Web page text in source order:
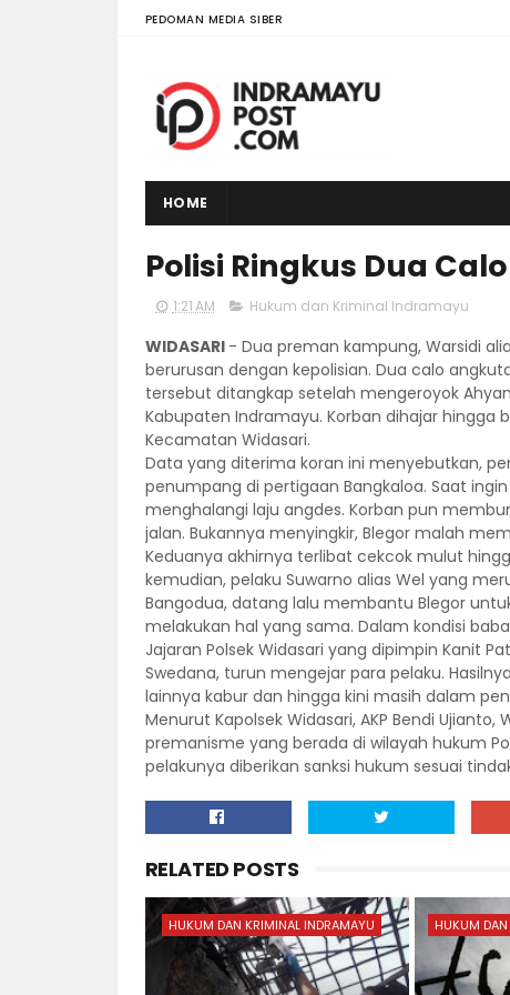
PEDOMAN MEDIA SIBER
HOME
Polisi Ringkus Dua
1:21 AM Hukum dan Kriminal Indramayu
WIDASARI - Dua preman kampung, Warsidi
berurusan dengan kepolisian. Dua calo
tersebut ditangkap setelah mengeroyok
Kabupaten Indramayu. Korban dihajar hingga
Kecamatan Widasari.
Data yang diterima koran ini menyebutkan,
penumpang di pertigaan Bangkaloa. Saat
menghalangi laju angdes. Korban pun
jalan. Bukannya menyingkir, Blegor malah
Keduanya akhirnya terlibat cekcok mulut
kemudian, pelaku Suwarno alias Wel yang
Bangodua, datang lalu membantu Blegor
melakukan hal yang sama. Dalam kondisi
Jajaran Polsek Widasari yang dipimpin Kanit
Swedana, turun mengejar para pelaku.
lainnya kabur dan hingga kini masih dalam
Menurut Kapolsek Widasari, AKP Bendi
premanisme yang berada di wilayah hukum
pelakunya diberikan sanksi hukum sesuai
RELATED POSTS
HUKUM DAN KRIMINAL INDRAMAYU HUKUM